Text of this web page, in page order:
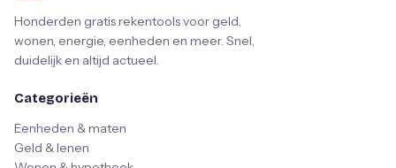
Honderden gratis rekentools voor geld,
wonen, energie, eenheden en meer. Snel,
duidelijk en altijd actueel.
Categorieën
Eenheden & maten
Geld & lenen